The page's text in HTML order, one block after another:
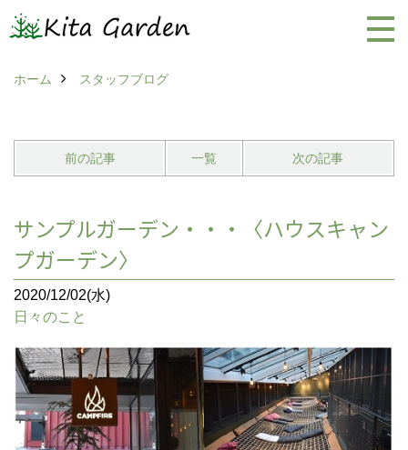
ホーム スタッフブログ
前の記事 一覧 次の記事
サンプルガーデン・・・〈ハウスキャン
プガーデン〉
2020/12/02(水)
日々のこと